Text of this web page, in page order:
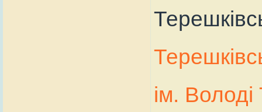
ім.